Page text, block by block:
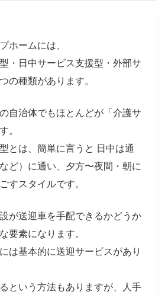
ホームには、
・日中サービス支援型・外部サ
の種類があります。
自治体でもほとんどが「介護サ
。
とは、簡単に言うと 日中は通
ど）に通い、夕方〜夜間・朝に
すスタイルです。
が送迎車を手配できるかどうか
要素になります。
は基本的に送迎サービスがあり
という方法もありますが、人手